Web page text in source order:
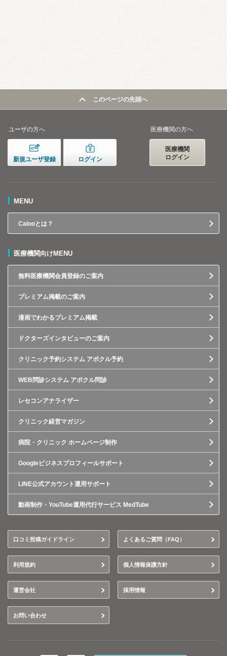
このページの先頭へ
ユーザの方へ
新規ユーザ登録 ログイン
医療機関の方へ
医療機関
ログイン
MENU
Calooとは？
医療機関向けMENU
無料医療機関会員登録のご案内
プレミアム掲載のご案内
漫画でわかるプレミアム掲載
ドクターズインタビューのご案内
クリニック予約システム アポクル予約
WEB問診システム アポクル問診
レセコンアナライザー
クリニック経営マガジン
病院・クリニック ホームページ制作
Googleビジネスプロフィールサポート
LINE公式アカウント運用サポート
動画制作・YouTube運用代行サービス MedTube
口コミ投稿ガイドライン よくあるご質問（FAQ）
利用規約 個人情報保護方針
運営会社 採用情報
お問い合わせ